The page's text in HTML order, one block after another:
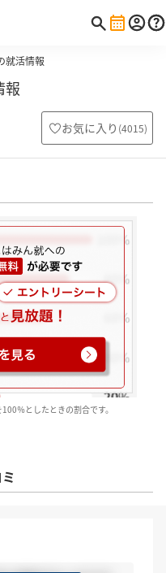
就活情報
報
お気に入り (4015)
％としたときの割合です。